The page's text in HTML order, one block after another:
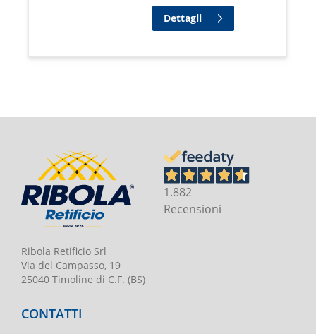
Dettagli
Ribola Retificio Srl
Via del Campasso, 19
25040 Timoline di C.F. (BS)
1.882
Recensioni
CONTATTI